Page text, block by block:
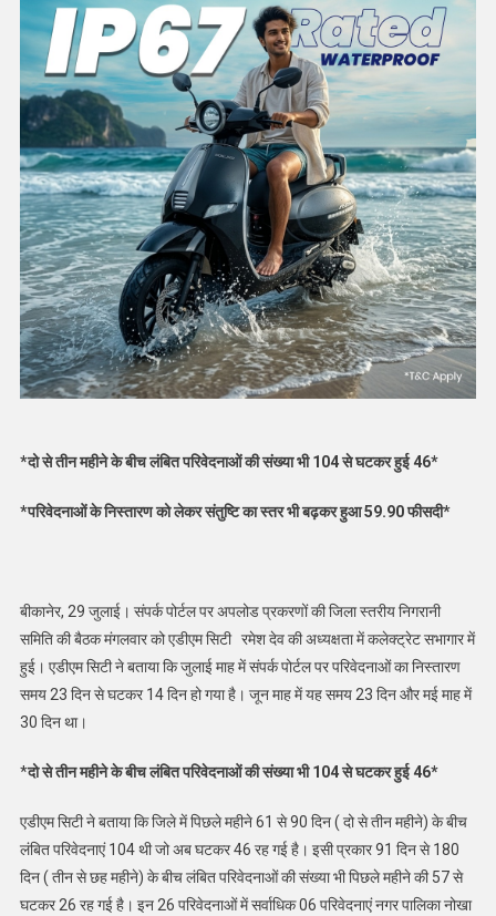
*दो से तीन महीने के बीच लंबित परिवेदनाओं की संख्या भी 104 से घटकर हुई 46*
*परिवेदनाओं के निस्तारण को लेकर संतुष्टि का स्तर भी बढ़कर हुआ 59.90 फीसदी*
बीकानेर, 29 जुलाई। संपर्क पोर्टल पर अपलोड प्रकरणों की जिला स्तरीय निगरानी
समिति की बैठक मंगलवार को एडीएम सिटी रमेश देव की अध्यक्षता में कलेक्ट्रेट सभागार में
हुई। एडीएम सिटी ने बताया कि जुलाई माह में संपर्क पोर्टल पर परिवेदनाओं का निस्तारण
समय 23 दिन से घटकर 14 दिन हो गया है। जून माह में यह समय 23 दिन और मई माह में
30 दिन था।
*दो से तीन महीने के बीच लंबित परिवेदनाओं की संख्या भी 104 से घटकर हुई 46*
एडीएम सिटी ने बताया कि जिले में पिछले महीने 61 से 90 दिन ( दो से तीन महीने) के बीच
लंबित परिवेदनाएं 104 थी जो अब घटकर 46 रह गई है। इसी प्रकार 91 दिन से 180
दिन ( तीन से छह महीने) के बीच लंबित परिवेदनाओं की संख्या भी पिछले महीने की 57 से
घटकर 26 रह गई है। इन 26 परिवेदनाओं में सर्वाधिक 06 परिवेदनाएं नगर पालिका नोखा